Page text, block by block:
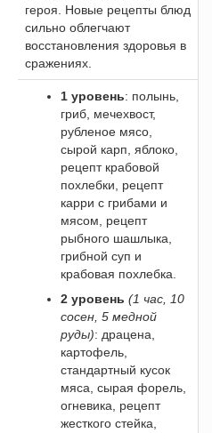
героя. Новые рецепты блюд
сильно облегчают
восстановления здоровья в
сражениях.
1 уровень: полынь,
гриб, мечехвост,
рубленое мясо,
сырой карп, яблоко,
рецепт крабовой
похлебки, рецепт
карри с грибами и
мясом, рецепт
рыбного шашлыка,
грибной суп и
крабовая похлебка.
2 уровень (1 час, 10
сосен, 5 медной
руды): драцена,
картофель,
стандартный кусок
мяса, сырая форель,
огневика, рецепт
жесткого стейка,